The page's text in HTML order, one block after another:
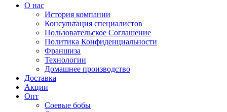
О нас
История компании
Консультация специалистов
Пользовательское Соглашение
Политика Конфиденциальности
Франшиза
Технологии
Домашнее производство
Доставка
Акции
Опт
Соевые бобы